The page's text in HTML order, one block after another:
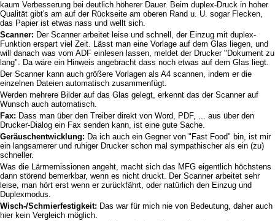
kaum Verbesserung bei deutlich höherer Dauer. Beim duplex-Druck in hoher
Qualität gibt's am auf der Rückseite am oberen Rand u. U. sogar Flecken,
das Papier ist etwas nass und wellt sich.
Scanner: Der Scanner arbeitet leise und schnell, der Einzug mit duplex-
Funktion erspart viel Zeit. Lässt man eine Vorlage auf dem Glas liegen, und
will danach was vom ADF einlesen lassen, meldet der Drucker "Dokument zu
lang". Da wäre ein Hinweis angebracht dass noch etwas auf dem Glas liegt.
Der Scanner kann auch größere Vorlagen als A4 scannen, indem er die
einzelnen Dateien automatisch zusammenfügt.
Werden mehrere Bilder auf das Glas gelegt, erkennt das der Scanner auf
Wunsch auch automatisch.
Fax: Dass man über den Treiber direkt von Word, PDF, ... aus über den
Drucker-Dialog ein Fax senden kann, ist eine gute Sache.
Geräuschentwicklung: Da ich auch ein Gegner von "Fast Food" bin, ist mir
ein langsamerer und ruhiger Drucker schon mal sympathischer als ein (zu)
schneller.
Was die Lärmemissionen angeht, macht sich das MFG eigentlich höchstens
dann störend bemerkbar, wenn es nicht druckt. Der Scanner arbeitet sehr
leise, man hört erst wenn er zurückfährt, oder natürlich den Einzug und
Duplexmodus.
Wisch-/Schmierfestigkeit: Das war für mich nie von Bedeutung, daher auch
hier kein Vergleich möglich.